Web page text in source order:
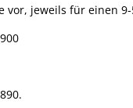
jeweils für einen 9-